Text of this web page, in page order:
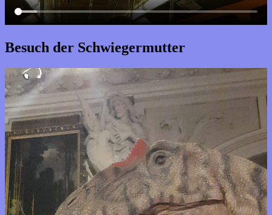
Besuch der Schwiegermutter